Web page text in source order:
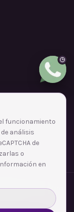
·Terrassa·Badalona
funcionamiento
análisis
de
o
en